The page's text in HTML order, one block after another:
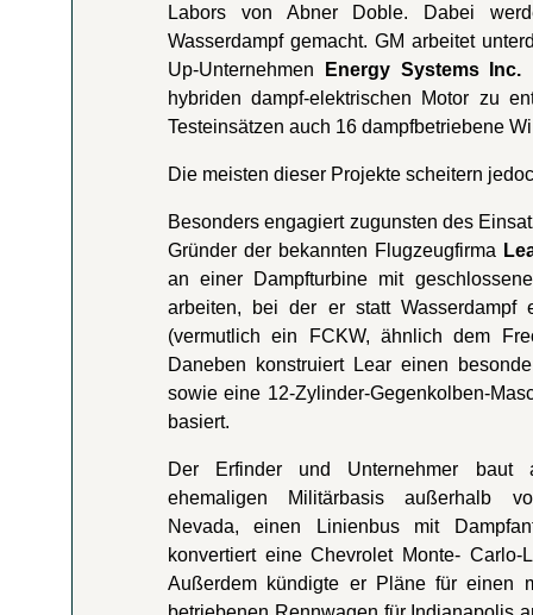
Labors von Abner Doble. Dabei
Wasserdampf gemacht. GM arbeitet
Up-Unternehmen
Energy Systems Inc.
hybriden dampf-elektrischen Motor zu
Testeinsätzen auch 16 dampfbetriebene
Die meisten dieser Projekte scheitern
Besonders engagiert zugunsten des
Gründer der bekannten Flugzeugfirma
an einer Dampfturbine mit
arbeiten, bei der er statt Wasserdampf
(vermutlich ein FCKW, ähnlich dem
Daneben konstruiert Lear einen
sowie eine 12-Zylinder-Gegenkolben-
basiert.
Der Erfinder und Unternehmer baut
ehemaligen Militärbasis außerhalb
Nevada, einen Linienbus mit
konvertiert eine Chevrolet Monte- Carlo-
Außerdem kündigte er Pläne für einen